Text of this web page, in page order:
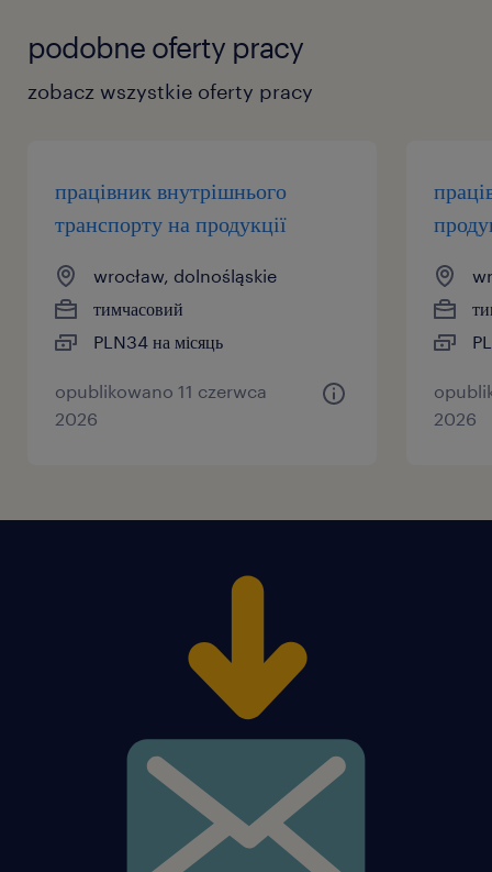
podobne oferty pracy
zobacz wszystkie oferty pracy
працівник внутрішнього
транспорту на продукції
wrocław, dolnośląskie
тимчасовий
PLN34 на місяць
opublikowano 11 czerwca
2026
2026